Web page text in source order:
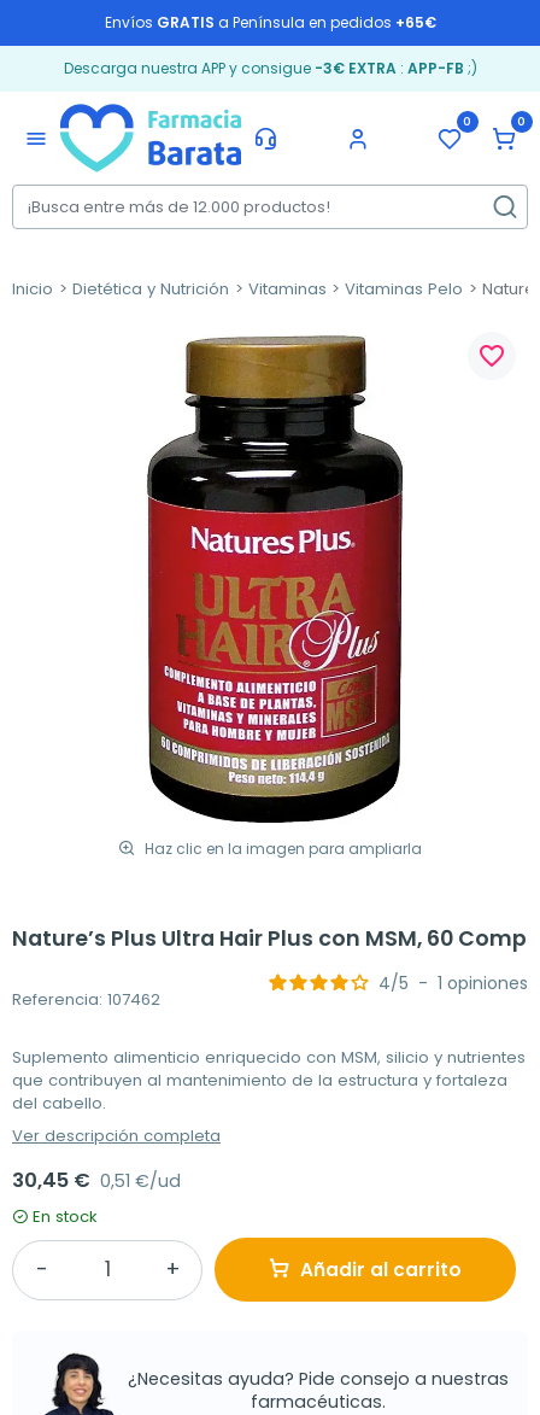
Envíos GRATIS a Península en pedidos +65€
Descarga nuestra APP y consigue -3€ EXTRA: APP-FB ;)
menu
0 0
Inicio Dietética y Nutrición Vitaminas Vitaminas Pelo
Haz clic en la imagen para ampliarla
favorite_border
Nature’s Plus Ultra Hair Plus con MSM, 60 Comp
Referencia: 107462
4/5 - 1 opiniones
Suplemento alimenticio enriquecido con MSM, silicio y nutrientes
que contribuyen al mantenimiento de la estructura y fortaleza
del cabello.
Ver descripción completa
30,45 € 0,51 €/ud
En stock
Añadir al carrito
¿Necesitas ayuda? Pide consejo a nuestras
farmacéuticas.